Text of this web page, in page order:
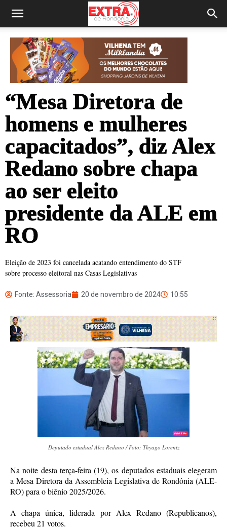
“Mesa Diretora de
homens e mulheres
capacitados”, diz Alex
Redano sobre chapa
ao ser eleito
presidente da ALE em
RO
Eleição de 2023 foi cancelada acatando entendimento do STF
sobre processo eleitoral nas Casas Legislativas
Fonte: Assessoria 20 de novembro de 2024 10:55
Deputado estadual Alex Redano / Foto: Thyago Lorentz
Na noite desta terça-feira (19), os deputados estaduais elegeram
a Mesa Diretora da Assembleia Legislativa de Rondônia (ALE-
RO) para o biênio 2025/2026.
A chapa única, liderada por Alex Redano (Republicanos),
recebeu 21 votos.